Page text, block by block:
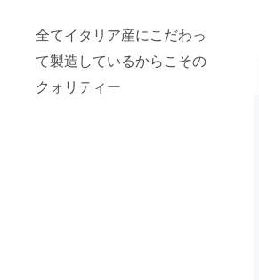
全てイタリア産にこだわっ
て製造しているからこその
クォリティー